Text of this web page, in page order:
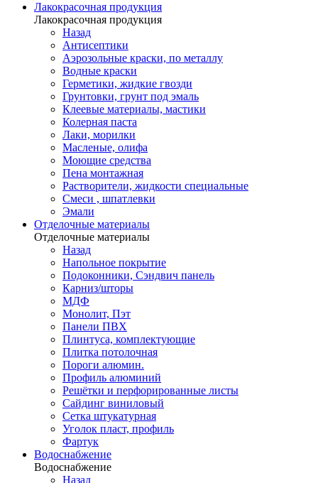
Лакокрасочная продукция
Лакокрасочная продукция
Назад
Антисептики
Аэрозольные краски, по металлу
Водные краски
Герметики, жидкие гвозди
Грунтовки, грунт под эмаль
Клеевые материалы, мастики
Колерная паста
Лаки, морилки
Масленые, олифа
Моющие средства
Пена монтажная
Растворители, жидкости специальные
Смеси , шпатлевки
Эмали
Отделочные материалы
Отделочные материалы
Назад
Напольное покрытие
Подоконники, Сэндвич панель
Карниз/шторы
МДФ
Монолит, Пэт
Панели ПВХ
Плинтуса, комплектующие
Плитка потолочная
Пороги алюмин.
Профиль алюминий
Решётки и перфорированные листы
Сайдинг виниловый
Сетка штукатурная
Уголок пласт, профиль
Фартук
Водоснабжение
Водоснабжение
Назад